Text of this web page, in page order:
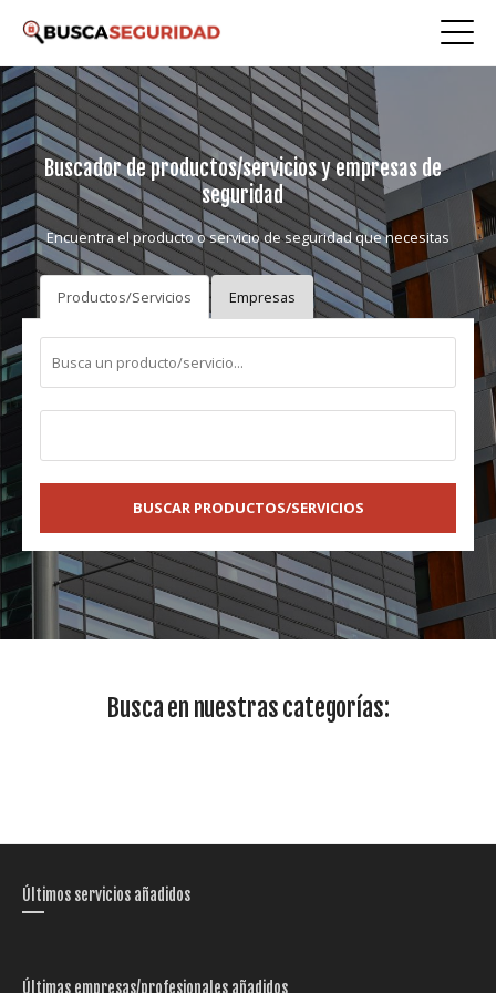
Buscador de productos/servicios y empresas de
seguridad
Encuentra el producto o servicio de seguridad que necesitas
Productos/Servicios Empresas
BUSCAR PRODUCTOS/SERVICIOS
Busca en nuestras categorías:
Últimos servicios añadidos
Últimas empresas/profesionales añadidos